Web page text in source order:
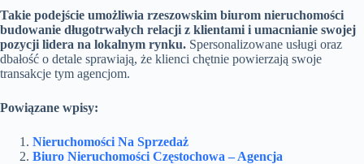
Takie podejście umożliwia rzeszowskim biurom nieruchomości
budowanie długotrwałych relacji z klientami i umacnianie swojej
pozycji lidera na lokalnym rynku. Spersonalizowane usługi oraz
dbałość o detale sprawiają, że klienci chętnie powierzają swoje
transakcje tym agencjom.
Powiązane wpisy:
Nieruchomości Na Sprzedaż
Biuro Nieruchomości Częstochowa – Agencja